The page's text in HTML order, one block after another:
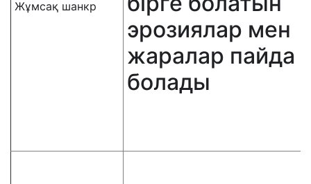
Жұмсақ шанкр
эрозиялар мен
жаралар пайда
болады